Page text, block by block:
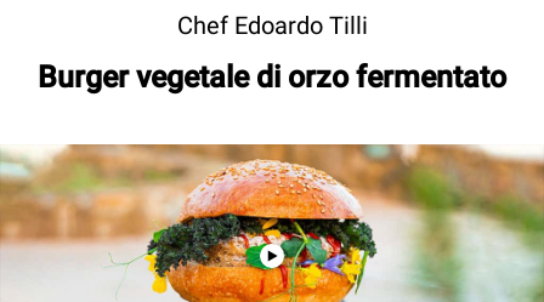
Chef Edoardo Tilli
Burger vegetale di orzo fermentato